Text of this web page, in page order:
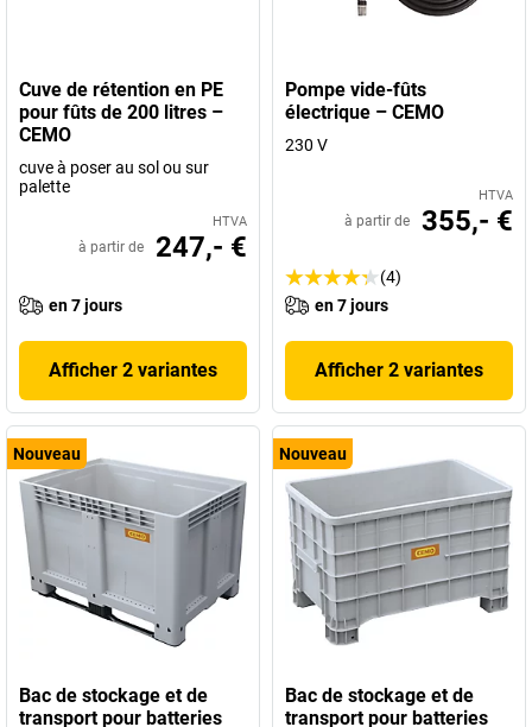
Cuve de rétention en PE
pour fûts de 200 litres –
CEMO
cuve à poser au sol ou sur
palette
HTVA
à partir de 247,- €
en 7 jours
Afficher 2 variantes
Pompe vide-fûts
électrique – CEMO
230 V
HTVA
à partir de 355,- €
(4)
en 7 jours
Afficher 2 variantes
Nouveau
Bac de stockage et de
transport pour batteries
Nouveau
Bac de stockage et de
transport pour batteries